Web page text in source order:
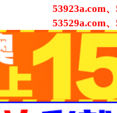
53923a.com
53529a.com